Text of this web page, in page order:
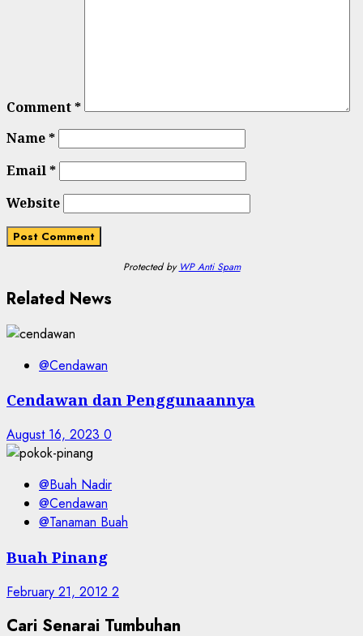
Comment*
Name*
Email*
Website
Protected by WP Anti Spam
Related News
@Cendawan
Cendawan dan Penggunaannya
August 16, 2023 0
@Buah Nadir
@Cendawan
@Tanaman Buah
Buah Pinang
February 21, 2012 2
Cari Senarai Tumbuhan